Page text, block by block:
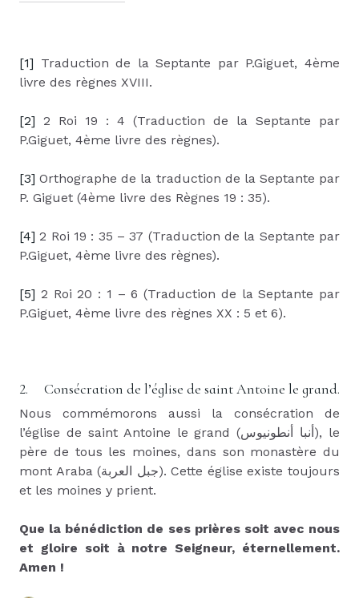
[1] Traduction de la Septante par P.Giguet, 4ème
livre des règnes XVIII.
[2] 2 Roi 19 : 4 (Traduction de la Septante par
P.Giguet, 4ème livre des règnes).
[3] Orthographe de la traduction de la Septante par
P. Giguet (4ème livre des Règnes 19 : 35).
[4] 2 Roi 19 : 35 – 37 (Traduction de la Septante par
P.Giguet, 4ème livre des règnes).
[5] 2 Roi 20 : 1 – 6 (Traduction de la Septante par
P.Giguet, 4ème livre des règnes XX : 5 et 6).
2. Consécration de l’église de saint Antoine le grand.
Nous commémorons aussi la consécration de
l’église de saint Antoine le grand (أنبا أنطونيوس ), le
père de tous les moines, dans son monastère du
mont Araba (جبل العربة). Cette église existe toujours
et les moines y prient.
Que la bénédiction de ses prières soit avec nous
et gloire soit à notre Seigneur, éternellement.
Amen !